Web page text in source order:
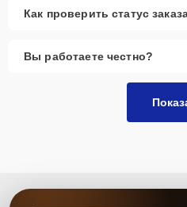
Как проверить статус
Вы работаете честно?